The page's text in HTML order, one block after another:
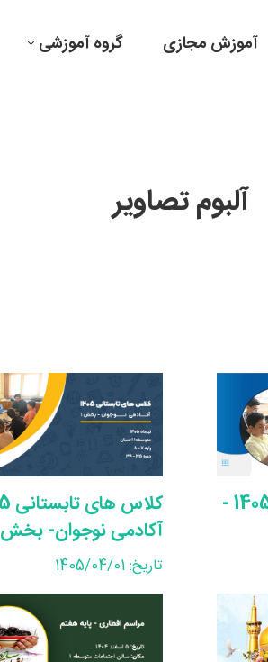
آموزش مجازی گروه آموزشی
آلبوم تصاویر
کلاس های تابستانی 1405 -
آکادمی نوجوان- بخش 1
تاریخ: 1405/04/01